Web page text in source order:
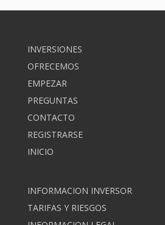
financiación participativa
Así como la información
promotor no ha sido revisada
Nacional del Mercado de
un folleto informativo aprobado
Nacional del Mercado de
Existe riesgo de pérdida total o
invertido, riesgo de no obtener
INVERSIONES
OFRECEMOS
EMPEZAR
PREGUNTAS
CONTACTO
REGISTRARSE
INICIO
INFORMACION INVERSOR
TARIFAS Y RIESGOS